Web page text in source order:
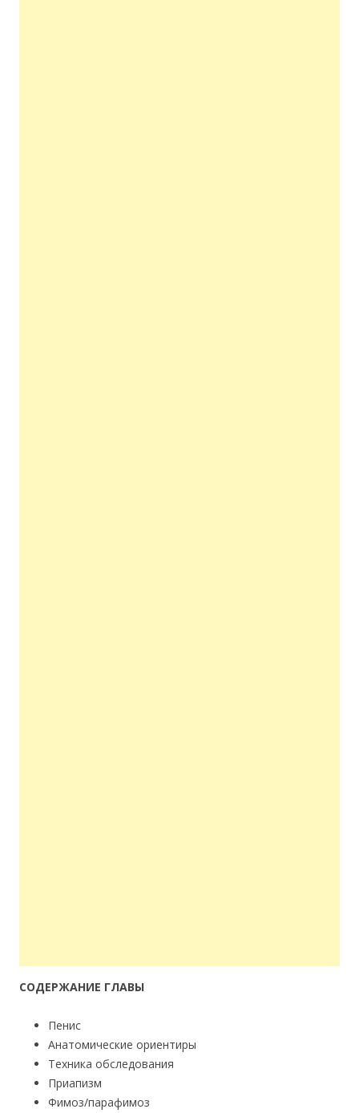
СОДЕРЖАНИЕ ГЛАВЫ
Пенис
Анатомические ориентиры
Техника обследования
Приапизм
Фимоз/парафимоз